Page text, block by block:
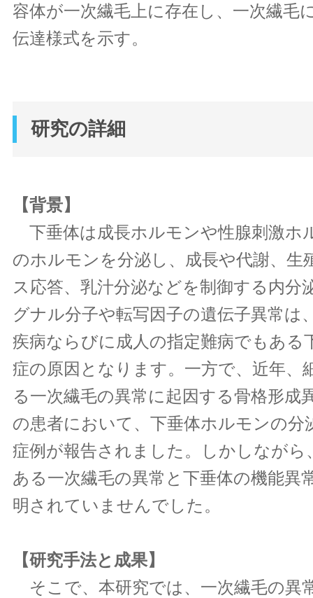
容体が一次繊毛上に存在し、一次繊毛
伝達様式を示す。
研究の詳細
【背景】
下垂体は成長ホルモンや性腺刺激ホ
のホルモンを分泌し、成長や代謝、生
ス応答、乳汁分泌などを制御する内分
グナル分子や転写因子の遺伝子異常は
疾病ならびに成人の指定難病でもある
症の原因となります。一方で、近年、
る一次繊毛の異常に起因する骨格形成
の患者において、下垂体ホルモンの分
症例が報告されました。しかしながら
ある一次繊毛の異常と下垂体の機能異
明されていませんでした。
【研究手法と成果】
そこで、本研究では、一次繊毛の異